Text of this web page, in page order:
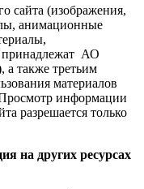
сайта (изображения,
анимационные
принадлежат АО
также третьим
материалов
информации
разрешается только
на других ресурсах